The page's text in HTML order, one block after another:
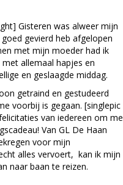
Gisteren was alweer mijn
gevierd heb afgelopen
met mijn moeder had ik
allemaal hapjes en
en geslaagde middag.
getraind en gestudeerd
voorbij is gegaan. [singlepic
van iedereen om me
Van GL De Haan
voor mijn
alles vervoert, kan ik mijn
naar baan te reizen.